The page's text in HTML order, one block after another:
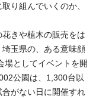
り組んでいくのか、
きや植木の販売をは
玉県の、ある意味顔
場としてイベントを開
公園は、1,300台以
合がない日に開催すれ